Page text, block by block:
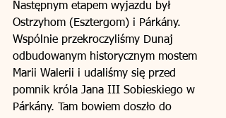
Następnym etapem wyjazdu był
Ostrzyhom (Esztergom) i Párkány.
Wspólnie przekroczyliśmy Dunaj
odbudowanym historycznym mostem
Marii Walerii i udaliśmy się przed
pomnik króla Jana III Sobieskiego w
Párkány. Tam bowiem doszło do